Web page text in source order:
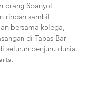
orang Spanyol
ringan sambil
bersama kolega,
di Tapas Bar
seluruh penjuru dunia.